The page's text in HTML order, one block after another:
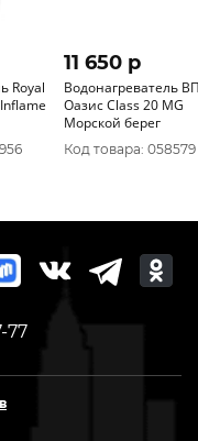
Royal
11 650 p
Водонагреватель
Оазис Class 20 МG
Морской берег
Код товара: 058579
77